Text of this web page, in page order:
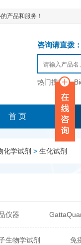
产品和服务！
咨询请直拨
热门搜索：
首 页
化学试剂 > 生化试剂
仪器
Sterlitech
生物学试剂 免